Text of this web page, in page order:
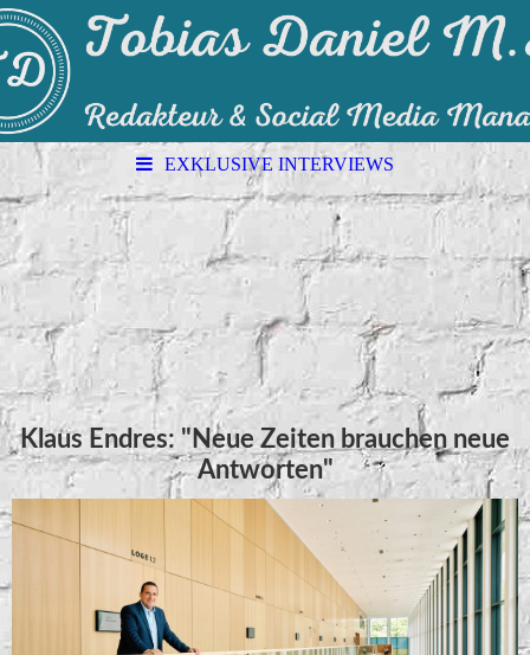
EXKLUSIVE INTERVIEWS
Klaus Endres: "Neue Zeiten brauchen neue
Antworten"